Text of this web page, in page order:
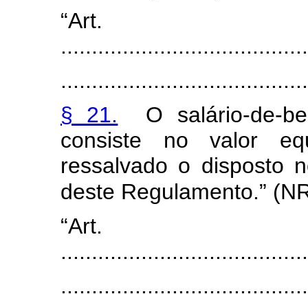
§ 21. O salário-de-
consiste no valor
ressalvado o disposto
deste Regulamento.”